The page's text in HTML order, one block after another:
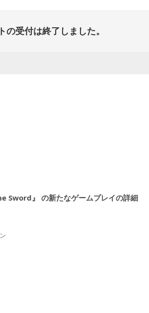
の受付は終了しました。
Sword』 の新たなゲームプレイの詳細